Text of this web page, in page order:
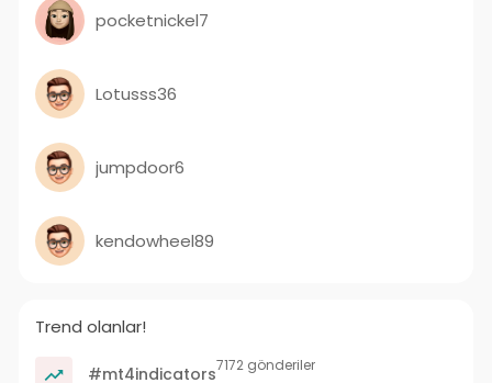
pocketnickel7
Lotusss36
jumpdoor6
kendowheel89
Trend olanlar!
#mt4indicators7172 gönderiler